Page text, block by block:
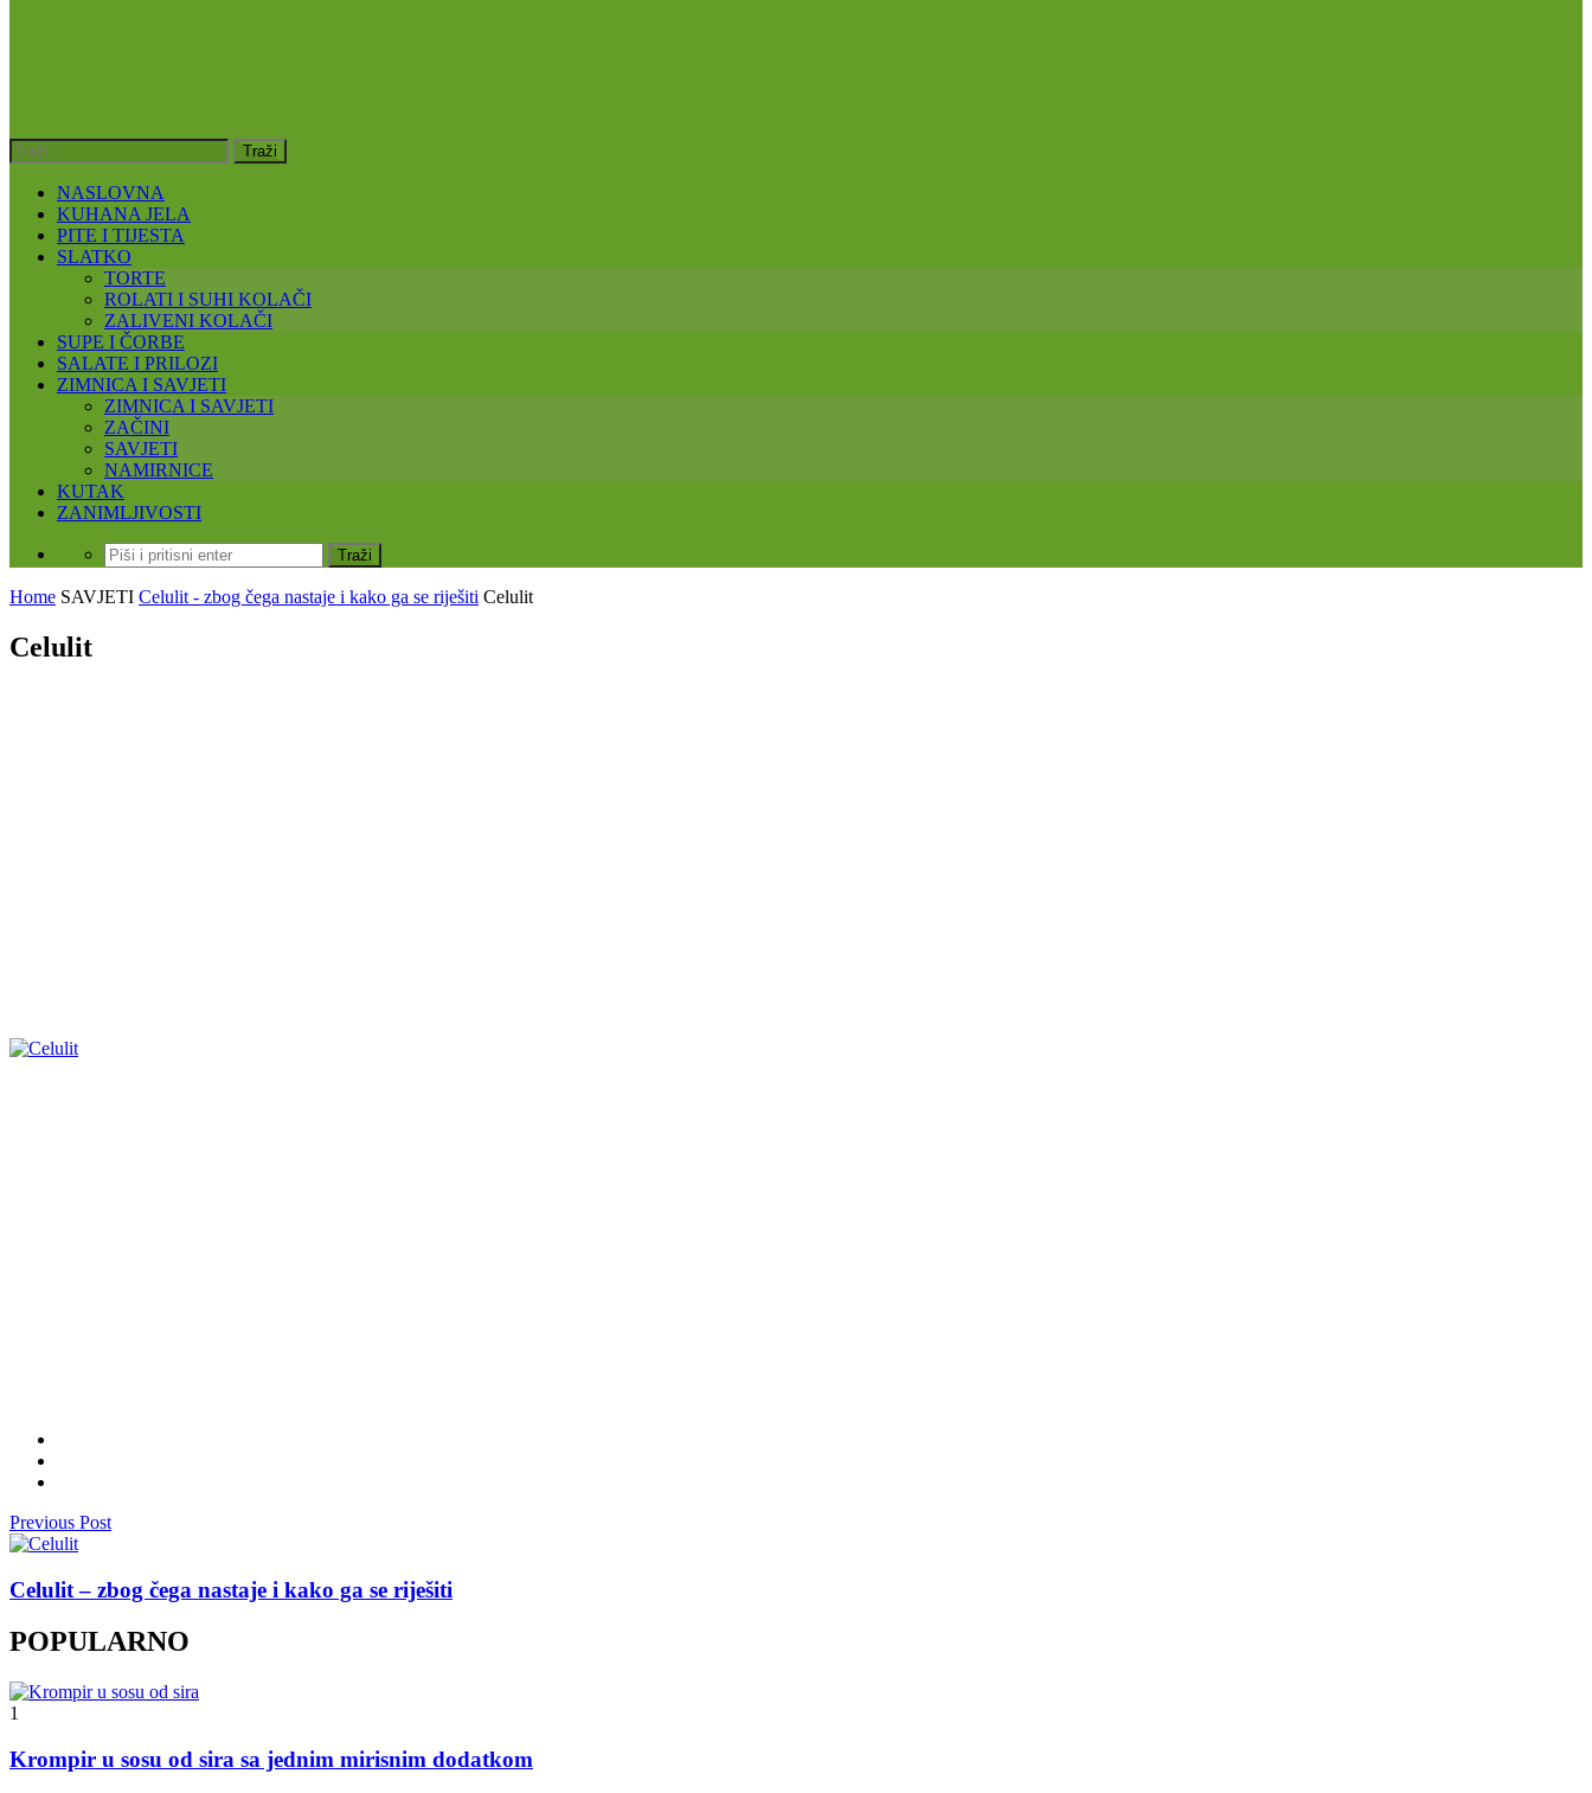
NASLOVNA
KUHANA JELA
PITE I TIJESTA
SLATKO
TORTE
ROLATI I SUHI KOLAČI
ZALIVENI KOLAČI
SUPE I ČORBE
SALATE I PRILOZI
ZIMNICA I SAVJETI
ZIMNICA I SAVJETI
ZAČINI
SAVJETI
NAMIRNICE
KUTAK
ZANIMLJIVOSTI
Home SAVJETI Celulit - zbog čega nastaje i kako ga se riješiti Celulit
Celulit
Previous Post
Celulit – zbog čega nastaje i kako ga se riješiti
POPULARNO
1
Krompir u sosu od sira sa jednim mirisnim dodatkom